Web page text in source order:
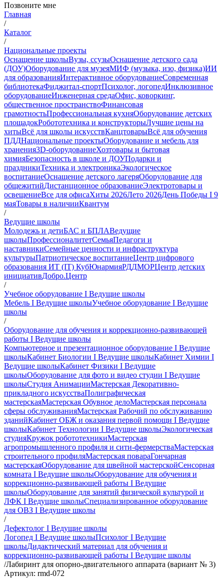
Позвоните мне
Главная
/
Каталог
/
Национальные проекты
Оснащение школыВузы, ссузыОснащение детского сада
(ДОУ)Оборудование для музеяМИФ (музыка, изо, физика)ИИ
для образованияИнтерактивное оборудованиеСовременная
библиотекаФиджитал-спортПсихолог, логопедИнклюзивное
оборудованиеИнженерная средаОфис, коворкинг,
общественное пространствоФинансовая
грамотностьПрофессиональная кухняОборудование детских
площадокРобототехника и конструкторыЛучшие цены на
хитыВсё для школы искусствКанцтоварыВсё для обучения
ПДДНациональные проектыОборудование и мебель для
хранения3D-оборудованиеХозтовары и бытовая
химияБезопасность в школе и ДОУПодарки и
праздникиТехника и электроникаЭкологическое
воспитаниеОснащение детского лагеряОборудование для
общежитийДистанционное образованиеЭлектротовары и
освещениеВсе для офисаХиты 2026Лето 2026День Победы I 9
маяТовары в наличииКвантум
/
Ведущие школы
Молодежь и детиБАС и БПЛАВедущие
школыПрофессионалитетСемьяПедагоги и
наставникиСемейные ценности и инфраструктура
культурыПатриотическое воспитаниеЦентр цифрового
образования ИТ (IT) КубЮнармияРДДМОРЦентр детских
инициативДобро.Центр
/
Учебное оборудование I Ведущие школы
Мебель I Ведущие школыУчебное оборудование I Ведущие
школы
/
Оборудование для обучения и коррекционно-развивающей
работы I Ведущие школы
Компьютерное и презентационное оборудование I Ведущие
школыКабинет Биологии I Ведущие школыКабинет Химии I
Ведущие школыКабинет Физики I Ведущие
школыОборудование для фото и видео студии I Ведущие
школыСтудия АнимацииМастерская Декоративно-
прикладного искусстваПолиграфическая
мастерскаяМастерская Обувное делоМастерская персонала
сферы обслуживанияМастерская Рабочий по обслуживанию
зданийКабинет ОБЖ и оказания первой помощи I Ведущие
школыКабинет Технологии I Ведущие школыЭкологическая
студияКружок робототехникиМастерская
агропромышленного профиля и сити-фермерстваМастерская
строительного профиляМастерская повараГончарная
мастерскаяОборудование для швейной мастерскойСенсорная
комната I Ведущие школыОборудование для обучения и
коррекционно-развивающей работы I Ведущие
школыОборудование для занятий физической культурой и
ЛФК I Ведущие школыСпециализированное оборудование
для ОВЗ I Ведущие школы
/
Дефектолог I Ведущие школы
Логопед I Ведущие школыПсихолог I Ведущие
школыДидактический материал для обучения и
коррекционно-развивающей работы I Ведущие школы
/Лабиринт для опорно-двигательного аппарата (вариант № 3)
Артикул: rmd-072